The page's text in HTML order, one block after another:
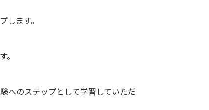
ます。
。
へのステップとして学習していただ